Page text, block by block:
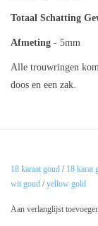
Totaal Schatting
Afmeting - 5mm
Alle trouwringen
doos en een zak.
18 karaat goud / 18 karat
wit goud /yellow gold
Aan verlanglijst